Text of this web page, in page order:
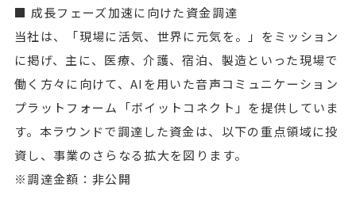
■ 成長フェーズ加速に向けた資金調達
当社は、「現場に活気、世界に元気を。」をミッション
に掲げ、主に、医療、介護、宿泊、製造といった現場で
働く方々に向けて、AIを用いた音声コミュニケーション
プラットフォーム「ボイットコネクト」を提供していま
す。本ラウンドで調達した資金は、以下の重点領域に投
資し、事業のさらなる拡大を図ります。
※調達金額：非公開